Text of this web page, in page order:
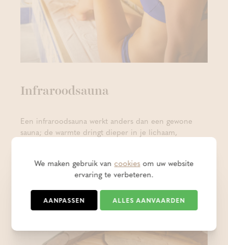
Infraroodsauna
Een infraroodsauna werkt anders dan een gewone
sauna; de warmte dringt dieper in je lichaam,
ontspannen. Bovendien zorgt infrarood voor een
betere stofwisseling en afvoer van de opgeslagen
afvalstoffen.
We maken gebruik vancookiesom uw website
ervaring te verbeteren.
AANPASSEN ALLES AANVAARDEN